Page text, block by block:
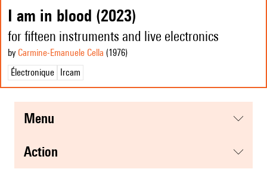
I am in blood (2023)
for fifteen instruments and live electronics
by Carmine-Emanuele Cella (1976)
Électronique
Ircam
menu
action